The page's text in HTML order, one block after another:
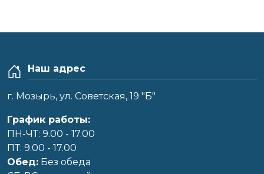
Наш адрес
г. Мозырь, ул. Советская, 19 "Б"
График работы:
ПН-ЧТ: 9.00 - 17.00
ПТ: 9.00 - 17.00
Обед: Без обеда